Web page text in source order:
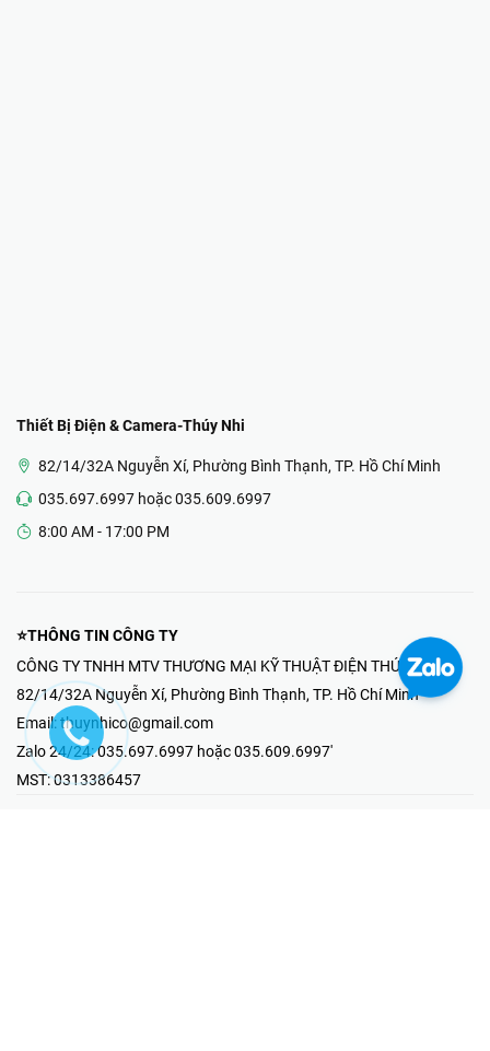
Thiết Bị Điện & Camera-Thúy Nhi
82/14/32A Nguyễn Xí, Phường Bình Thạnh, TP. Hồ Chí Minh
035.697.6997 hoặc 035.609.6997
8:00 AM - 17:00 PM
⭐THÔNG TIN CÔNG TY
CÔNG TY TNHH MTV THƯƠNG MẠI KỸ THUẬT ĐIỆN THÚY NHI
82/14/32A Nguyễn Xí, Phường Bình Thạnh, TP. Hồ Chí Minh
Email: thuynhico@gmail.com
Zalo 24/24:035.697.6997 hoặc 035.609.6997'
MST:0313386457